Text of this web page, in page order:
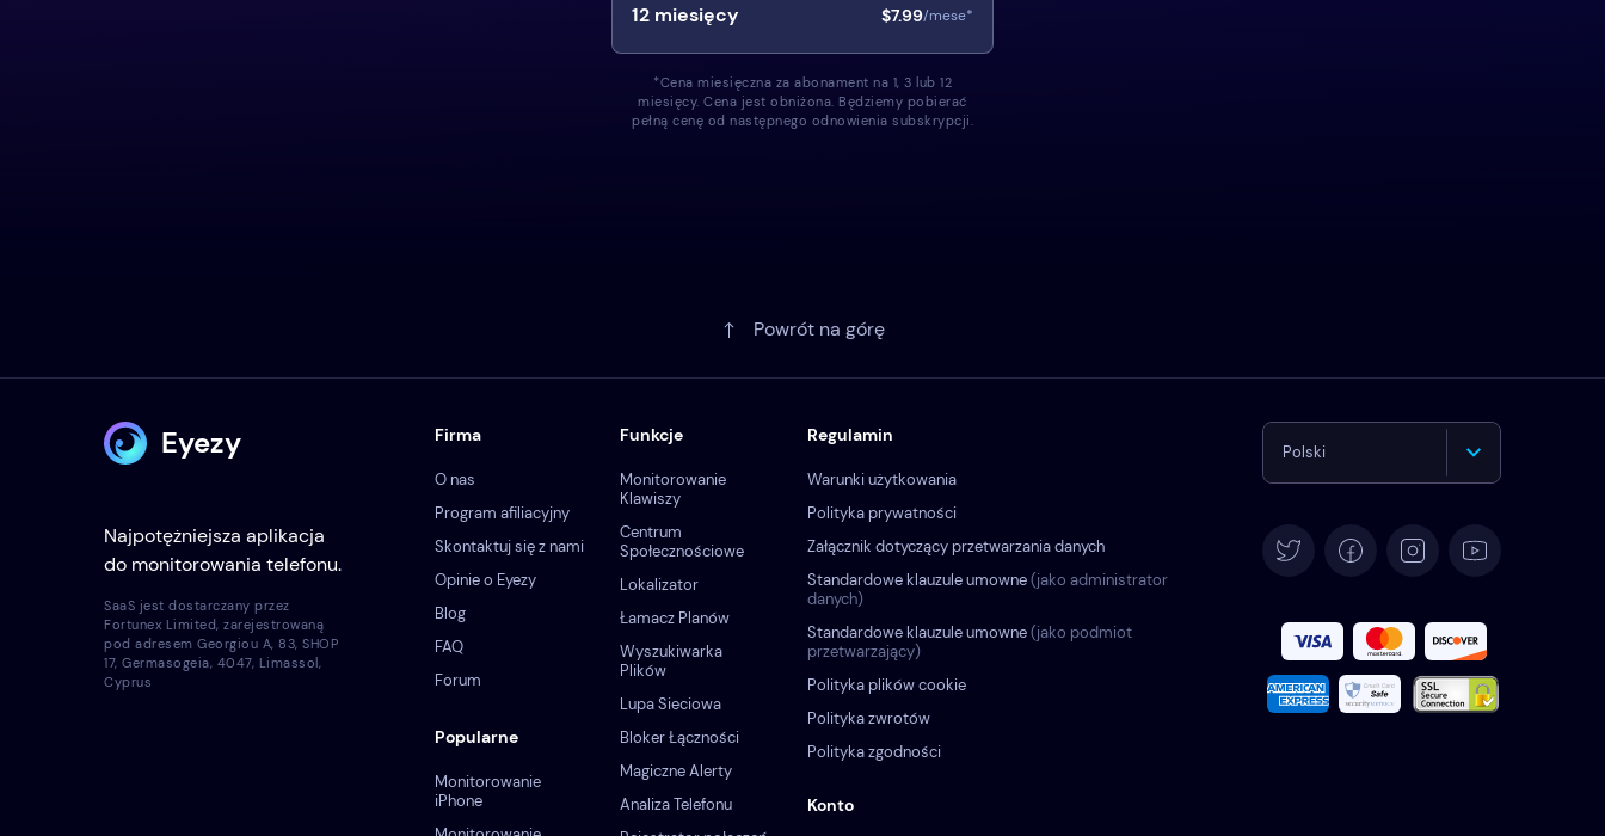
12 miesięcy $7.99/mese*
*Cena miesięczna za abonament na 1, 3 lub 12
miesięcy. Cena jest obniżona. Będziemy pobierać
pełną cenę od następnego odnowienia subskrypcji.
Powrót na górę
Eyezy
Najpotężniejsza aplikacja
do monitorowania telefonu.
Firma
O nas
Program afiliacyjny
Skontaktuj się z nami
Opinie o Eyezy
Blog
FAQ
Forum
Popularne
Monitorowanie
iPhone
Konto
Regulamin
Warunki użytkowania
Polityka prywatności
Załącznik dotyczący przetwarzania danych
Standardowe klauzule umowne(jako administrator
danych)
Standardowe klauzule umowne(jako podmiot
przetwarzający)
Polityka plików cookie
Polityka zwrotów
Polityka zgodności
Funkcje
Monitorowanie
Klawiszy
Centrum
Społecznościowe
Lokalizator
Łamacz Planów
Wyszukiwarka
Plików
Lupa Sieciowa
Bloker Łączności
Magiczne Alerty
Analiza Telefonu
Polski
Español
Français
SaaS jest dostarczany przez
Fortunex Limited, zarejestrowaną
pod adresem Georgiou A, 83, SHOP
17, Germasogeia, 4047, Limassol,
Cyprus